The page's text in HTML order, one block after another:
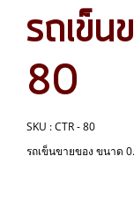
รถเข็
80
SKU : CTR - 80
รถเข็นขายของ ขนาด